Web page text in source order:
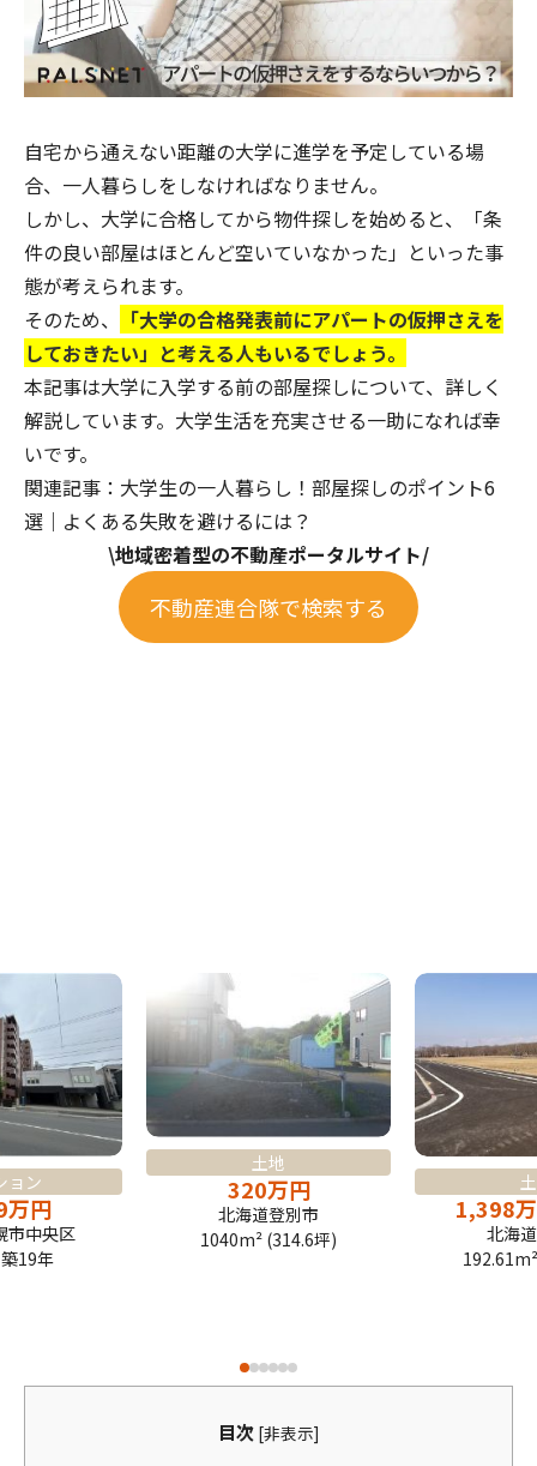
自宅から通えない距離の大学に進学を予定している場
合、一人暮らしをしなければなりません。
しかし、大学に合格してから物件探しを始めると、「条
件の良い部屋はほとんど空いていなかった」といった事
態が考えられます。
そのため、
「大学の合格発表前にアパートの仮押さえを
しておきたい」と考える人もいるでしょう。
本記事は大学に入学する前の部屋探しについて、詳しく
解説しています。大学生活を充実させる一助になれば幸
いです。
関連記事： 大学生の一人暮らし！部屋探しのポイント6
選｜よくある失敗を避けるには？
\地域密着型の不動産ポータルサイト/
不動産連合隊で検索する
ョン
万円
市中央区
19年
土地
320万円
北海道登別市
1040m² (314.6坪)
1,398万
北海
目次 [非表示]